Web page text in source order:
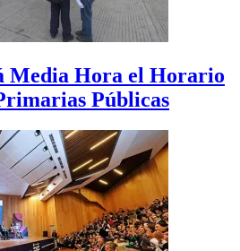
Media Hora el Horario
Públicas